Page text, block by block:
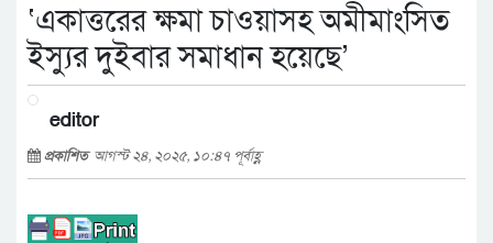
‘একাত্তরের ক্ষমা চাওয়াসহ অমীমাংসিত
ইস্যুর দুইবার সমাধান হয়েছে’
editor
প্রকাশিত আগস্ট ২৪, ২০২৫, ১০:৪৭ পূর্বাহ্ণ